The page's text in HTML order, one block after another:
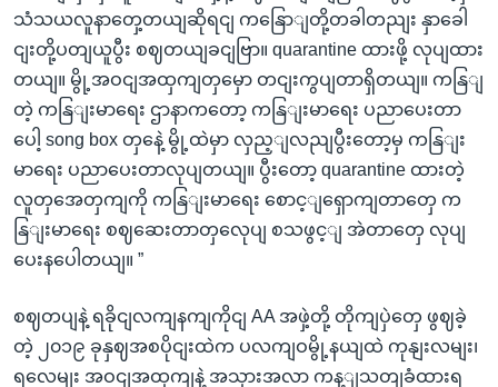
သံသယလူနာတှေ့တယျဆိုရငျ ကနြောျတို့တခါတညျး နှာခေါ
ငျးတို့ပတျယူပွီး စဈတယျခငျဗြာ။ quarantine ထားဖို့ လုပျထား
တယျ။ မွို့အဝငျအထှကျတှမှော တငျးကွပျတာရှိတယျ။ ကနြျ
တဲ့ ကနြျးမာရေး ဌာနာကတော့ ကနြျးမာရေး ပညာပေးတာ
ပေါ့ song box တှနေဲ့ မွို့ထဲမှာ လှည့ျလညျပွီးတော့မှ ကနြျး
မာရေး ပညာပေးတာလုပျတယျ။ ပွီးတော့ quarantine ထားတဲ့
လူတှအေတှကျကို ကနြျးမာရေး စောင့ျရှောကျတာတှေ က
နြျးမာရေး စဈဆေးတာတှလေုပျ စသဖွင့ျ အဲတာတှေ လုပျ
ပေးနပေါတယျ။ ”
စဈတပျနဲ့ ရခိုငျလကျနကျကိုငျ AA အဖှဲ့တို့ တိုကျပှဲတှေ ဖွဈခဲ့
တဲ့ ၂၀၁၉ ခုနှဈအစပိုငျးထဲက ပလကျဝမွို့နယျထဲ ကုနျးလမျး၊
ရလေမျး အဝငျအထှကျနဲ့ အသှားအလာ ကန့ျသတျခံထားရ